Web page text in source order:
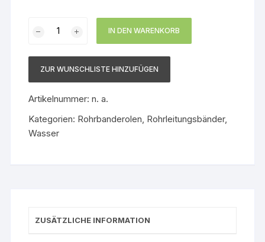
Warmwasser
IN DEN WARENKORB
ZUR WUNSCHLISTE HINZUFÜGEN
Artikelnummer:n. a.
Kategorien: Rohrbanderolen Rohrleitungsbänder,
Wasser
ZUSÄTZLICHE INFORMATION